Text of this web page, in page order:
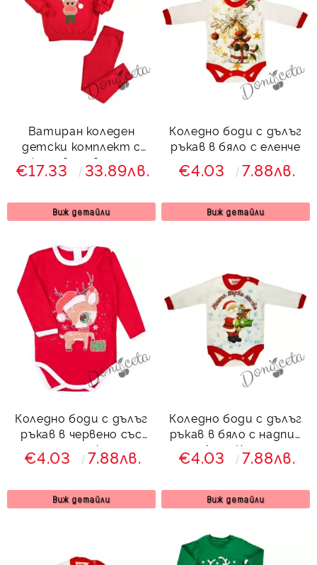
Ватиран коледен
детски комплект с
клин в червено с
еленче 83554223
€17.33 33.89лв.
Виж детайли
Коледно боди с дълъг
ръкав в бяло с еленче
€4.03 7.88лв.
Виж детайли
Коледно боди с дълъг
ръкав в червено със
сърничка
€4.03 7.88лв.
Виж детайли
Коледно боди с дълъг
ръкав в бяло с надпис
и Дядо Коледа
€4.03 7.88лв.
Виж детайли